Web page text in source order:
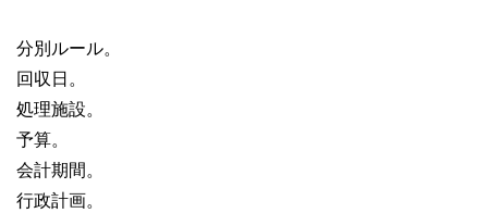
分別ルール。
回収日。
処理施設。
予算。
会計期間。
行政計画。